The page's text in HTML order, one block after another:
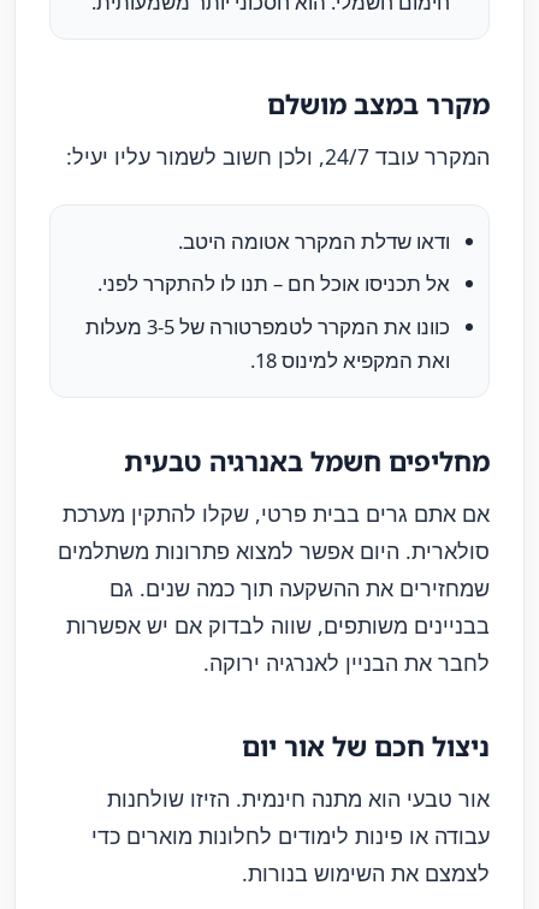
מקרר במצב מושלם
המקרר עובד 24/7, ולכן חשוב לשמור עליו יעיל:
ודאו שדלת המקרר אטומה היטב.
אל תכניסו אוכל חם – תנו לו להתקרר לפני.
כוונו את המקרר לטמפרטורה של 3-5 מעלות
ואת המקפיא למינוס 18.
מחליפים חשמל באנרגיה טבעית
אם אתם גרים בבית פרטי, שקלו להתקין מערכת
סולארית. היום אפשר למצוא פתרונות משתלמים
שמחזירים את ההשקעה תוך כמה שנים. גם
בבניינים משותפים, שווה לבדוק אם יש אפשרות
לחבר את הבניין לאנרגיה ירוקה.
ניצול חכם של אור יום
אור טבעי הוא מתנה חינמית. הזיזו שולחנות
עבודה או פינות לימודים לחלונות מוארים כדי
לצמצם את השימוש בנורות.